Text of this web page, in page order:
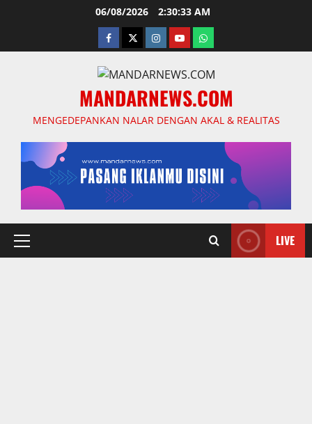
06/08/2026 2:30:34 AM
facebooktwitterinstagram.com
youtubewhatsapp
MANDARNEWS.COM
MENGEDEPANKAN NALAR DENGAN AKAL & REALITAS
Primary
LIVE